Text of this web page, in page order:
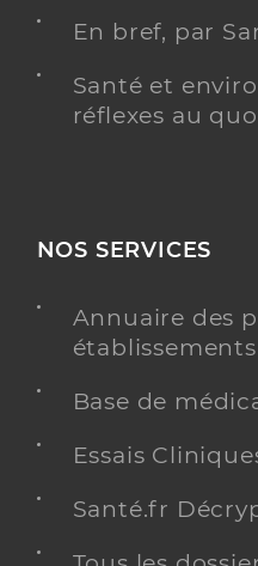
En bref, par
Santé et
réflexes au
NOS SERVICES
Annuaire des
Base de
Essais
Santé.fr